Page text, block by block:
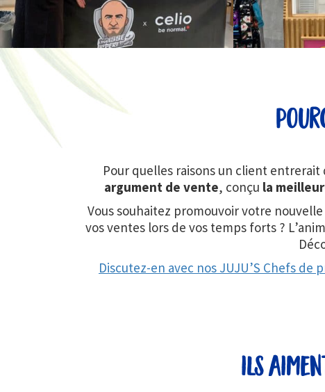
Pour quelles raisons un client
argument de vente, conçu la
Vous souhaitez promouvoir votre
vos ventes lors de vos temps forts ?
Discutez-en avec nos JUJU’S Chefs de
ils